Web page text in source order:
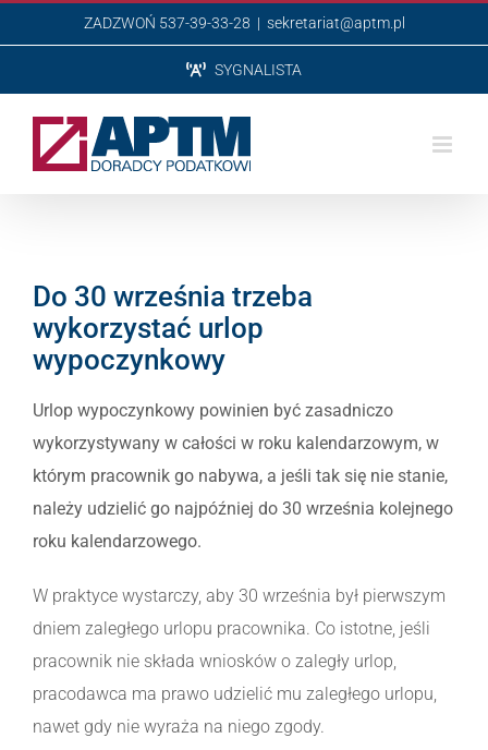
do
ZADZWOŃ 537-39-33-28 | sekretariat@aptm.pl
SYGNALISTA
Do 30 września trzeba
wykorzystać urlop
wypoczynkowy
Urlop wypoczynkowy powinien być zasadniczo
wykorzystywany w całości w roku kalendarzowym, w
którym pracownik go nabywa, a jeśli tak się nie stanie,
należy udzielić go najpóźniej do 30 września kolejnego
roku kalendarzowego.
W praktyce wystarczy, aby 30 września był pierwszym
dniem zaległego urlopu pracownika. Co istotne, jeśli
pracownik nie składa wniosków o zaległy urlop,
pracodawca ma prawo udzielić mu zaległego urlopu,
nawet gdy nie wyraża na niego zgody.